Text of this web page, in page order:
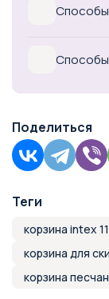
Способы
Поделиться
Теги
корзина intex
корзина для
корзина